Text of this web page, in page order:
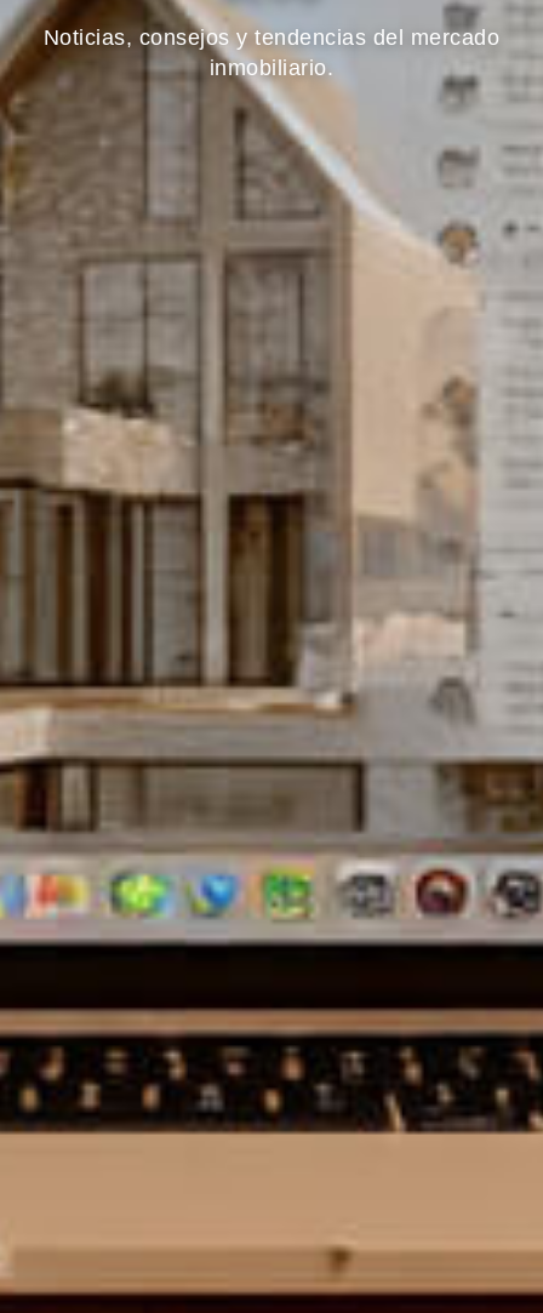
Noticias, consejos y tendencias del mercado
inmobiliario.